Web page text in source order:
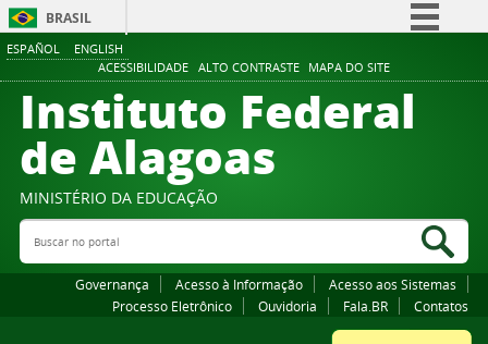
ESPAÑOL ENGLISH
ACESSIBILIDADE ALTO CONTRASTE MAPA DO SITE
BRASIL
Comunica BR
Participe
Canais
Instituto Federal
de Alagoas
MINISTÉRIO DA EDUCAÇÃO
Buscar no portal
Governança Acesso à Informação
Acesso aos Sistemas
Processo Eletrônico
Ouvidoria Fala.BR Contatos